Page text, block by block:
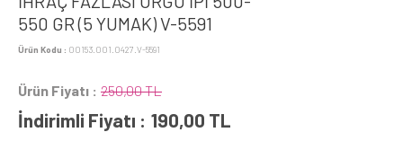
550 GR (5 YUMAK) V-5591
Ürün Kodu : 00153.001.0427.V-5591
Ürün Fiyatı : 250,00 TL
İndirimli Fiyatı : 190,00 TL